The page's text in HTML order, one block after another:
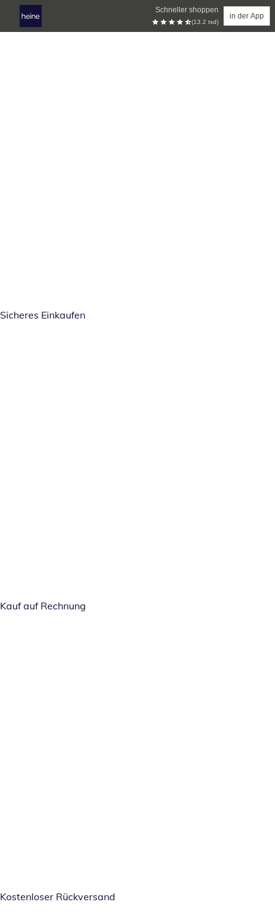
Schneller shoppen
(13.2 tsd)
in der App
Sicheres Einkaufen
Kauf auf Rechnung
Kostenloser Rückversand